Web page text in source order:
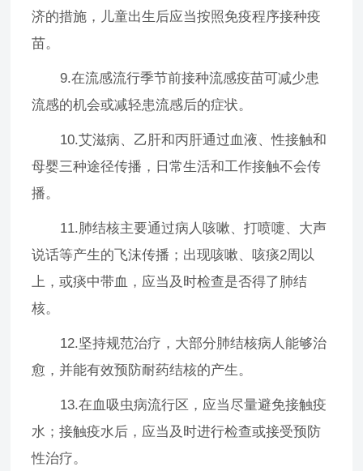
济的措施，儿童出生后应当按照免疫程序接种疫
苗。
9.在流感流行季节前接种流感疫苗可减少患
流感的机会或减轻患流感后的症状。
10.艾滋病、乙肝和丙肝通过血液、性接触和
母婴三种途径传播，日常生活和工作接触不会传
播。
11.肺结核主要通过病人咳嗽、打喷嚏、大声
说话等产生的飞沫传播；出现咳嗽、咳痰2周以
上，或痰中带血，应当及时检查是否得了肺结
核。
12.坚持规范治疗，大部分肺结核病人能够治
愈，并能有效预防耐药结核的产生。
13.在血吸虫病流行区，应当尽量避免接触疫
水；接触疫水后，应当及时进行检查或接受预防
性治疗。